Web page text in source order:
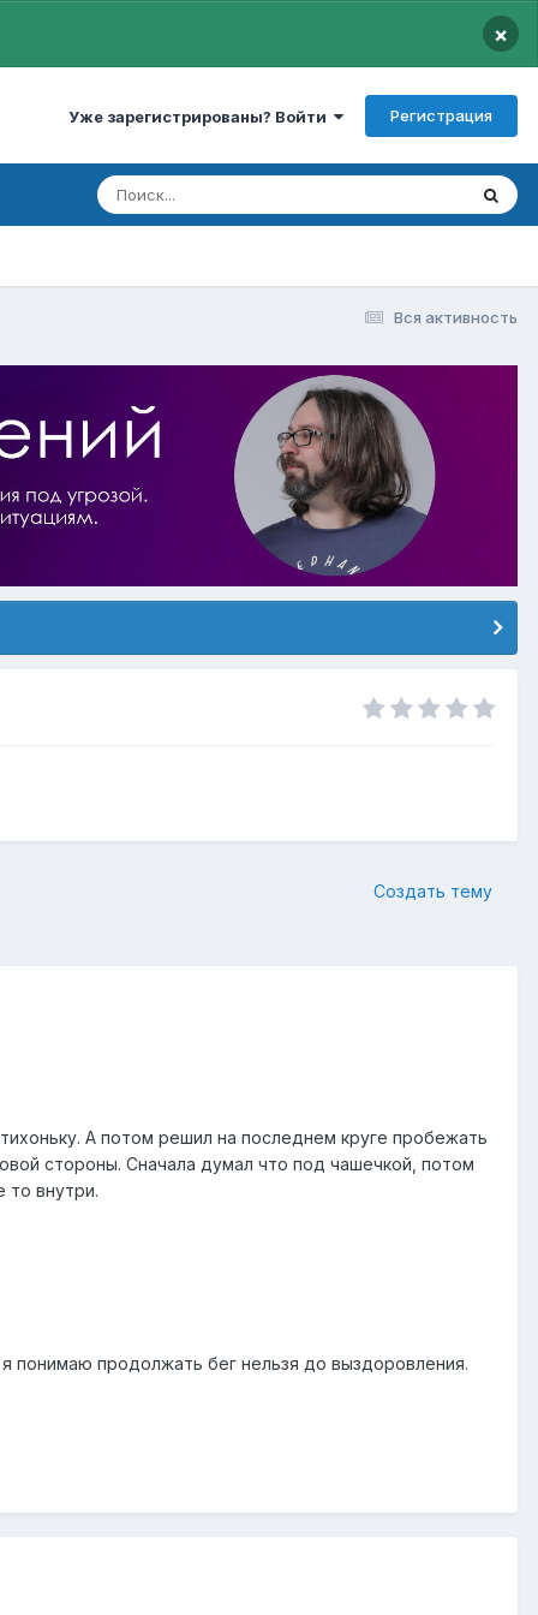
×
Уже зарегистрированы? Войти Регистрация
Вся активность
Создать тему
А потом решил на последнем круге пробежать
стороны. Сначала думал что под чашечкой, потом
то внутри.
понимаю продолжать бег нельзя до выздоровления.